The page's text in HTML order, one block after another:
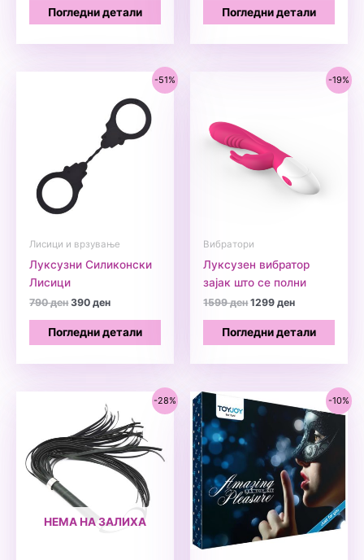
was:
799 ден.
is:
699 ден.
Погледни детали
was:
3999 ден.
is:
Погледни детали
-51%
Лисици и врзување
Луксузни Силиконски
Лисици
790денOriginal
was:
790 ден.
390денCurrent
is:
390 ден.
Погледни детали
-19%
Вибратори
Луксузен вибратор
зајак што се полни
1599денOriginal
was:
1599 ден.
1299денCurrent
is:
Погледни детали
-28%
НЕМА НА ЗАЛИХА
-10%